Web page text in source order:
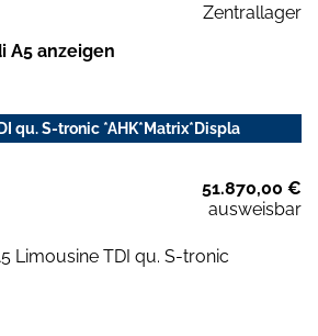
Zentrallager
A5 anzeigen
qu. S-tronic *AHK*Matrix*Displa
51.870,00 €
ausweisbar